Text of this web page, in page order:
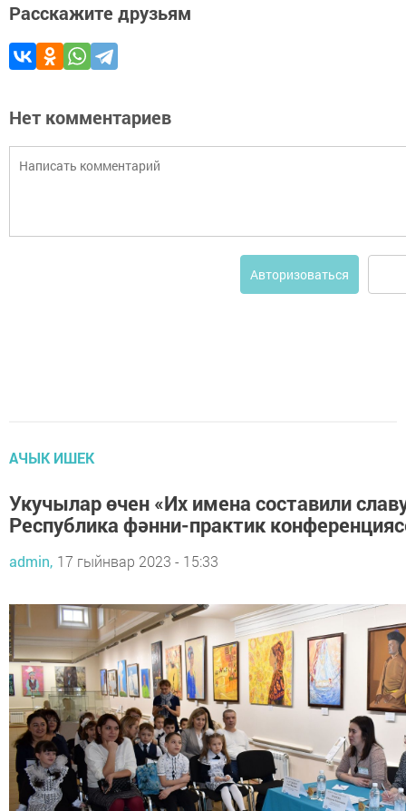
Расскажите друзьям
Нет комментариев
Авторизоваться
АЧЫК ИШЕК
Укучылар өчен «Их имена составили
Республика фәнни-практик
admin, 17 гыйнвар 2023 - 15:33